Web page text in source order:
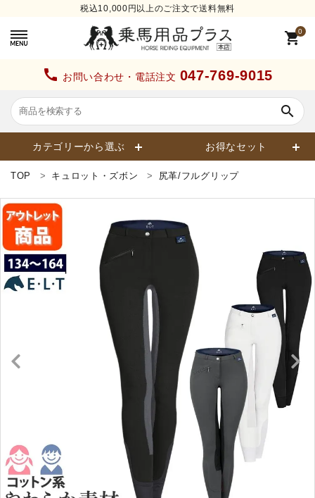
税込10,000円以上のご注文で送料無料
0
shopping_cart
call お問い合わせ・電話注文 047-769-9015
search
カテゴリーから選ぶ お得なセット
カテゴリーから探す
キュロット・ズボン
プロテクターベスト
ブーツ・ブーツバッグ
ハーフチャップス・靴下
拍車・拍車ベルト
TOP キュロット・ズボン 尻革/フルグリップ